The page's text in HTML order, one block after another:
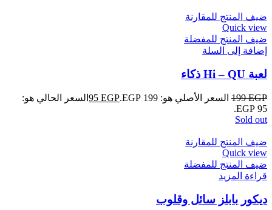
ضيف المنتج للمقارنة
Quick view
ضيف المنتج للمفضلة
إضافة إلى السلة
لعبة Hi – QU ذكاء
199EGP السعر الأصلي هو: 199 EGP. 95 EGP
السعر الحالي هو:
95 EGP.
Sold out
ضيف المنتج للمقارنة
Quick view
ضيف المنتج للمفضلة
قراءة المزيد
ديكور بابلز سائل وقلوب